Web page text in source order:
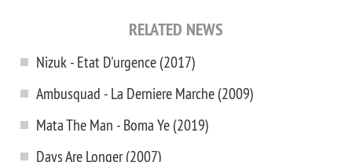
RELATED NEWS
Nizuk - Etat D'urgence (2017)
Ambusquad - La Derniere Marche (2009)
Mata The Man - Boma Ye (2019)
Days Are Longer (2007)